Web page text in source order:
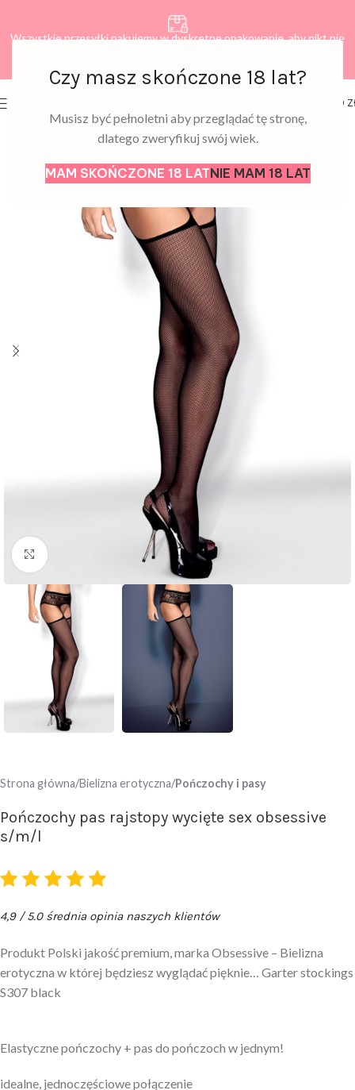
Czy masz skończone 18 lat?
Musisz być pełnoletni aby przeglądać tę stronę,
dlatego zweryfikuj swój wiek.
MAM SKOŃCZONE 18 LATNIE MAM 18 LAT
Wszystkie przesyłki pakujemy w dyskretne opakowanie, aby nikt nie
0,00
Click to enlarge
Strona główna Bielizna erotyczna Pończochy i pasy
Pończochy pas rajstopy wycięte sex obsessive
s/m/l
4,9 / 5.0 średnia opinia naszych klientów
Produkt Polski jakość premium, marka Obsessive – Bielizna
erotyczna w której będziesz wyglądać pięknie… Garter stockings
S307 black
Elastyczne pończochy + pas do pończoch w jednym!
idealne, jednoczęściowe połączenie